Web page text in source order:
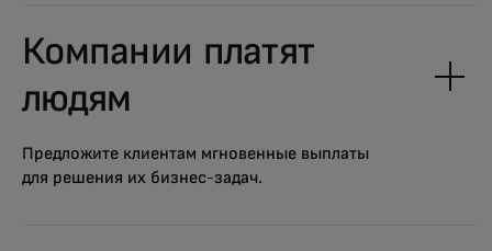
Компании платят
людям
Предложите клиентам мгновенные выплаты
для решения их бизнес-задач.